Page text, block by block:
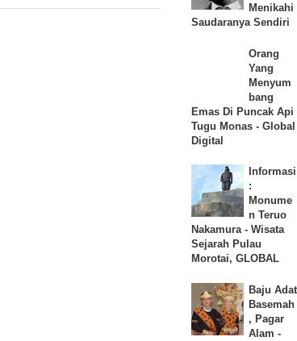
Menikahi
Saudaranya Sendiri
Orang
Yang
Menyum
bang
Emas Di Puncak Api
Tugu Monas - Global
Digital
Informasi
:
Monume
n Teruo
Nakamura - Wisata
Sejarah Pulau
Morotai, GLOBAL
Baju Adat
Basemah
, Pagar
Alam -